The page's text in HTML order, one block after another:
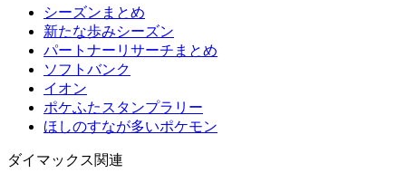
シーズンまとめ
新たな歩みシーズン
パートナーリサーチまとめ
ソフトバンク
イオン
ポケふたスタンプラリー
ほしのすなが多いポケモン
ダイマックス関連